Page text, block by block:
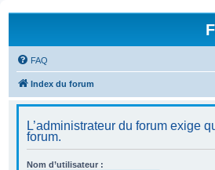
FAQ
Index du forum
L’administrateur du forum exige
forum.
Nom d’utilisateur :